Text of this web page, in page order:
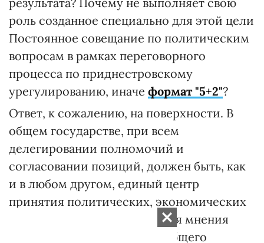
роль созданное специально для этой цели
Постоянное совещание по политическим
вопросам в рамках переговорного
процесса по приднестровскому
урегулированию, иначе формат "5+2"?
Ответ, к сожалению, на поверхности. В
общем государстве, при всем
делегировании полномочий и
согласовании позиций, должен быть, как
и в любом другом, единый центр
принятия политических, экономических
и социальных норм. Учитывая мнения
жителей и регионов этого общего